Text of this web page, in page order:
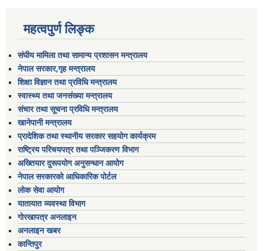
महत्वपुर्ण लिङ्क
संघीय मामिला तथा सामान्य प्रशासन मन्त्रालय
नेपाल सरकार,गृह मन्त्रालय
शिक्षा विज्ञान तथा प्रविधि मन्त्रालय
स्वास्थ्य तथा जनसंख्या मन्त्रालय
संचार तथा सूचना प्रविधि मन्त्रालय
खानेपानी मन्त्रालय
प्रादेशिक तथा स्थानीय सरकार सहयोग कार्यक्रम
राष्ट्रिय परिचयपत्र तथा पञ्जिकरण विभाग
अख्तियार दुरूपयोग अनुसन्धान आयोग
नेपाल सरकारको आधिकारिक पोर्टल
लोक सेवा आयोग
यातायात व्यवस्था विभाग
गोरखापत्र अनलाइन
अनलाइन खबर
कान्तिपुर